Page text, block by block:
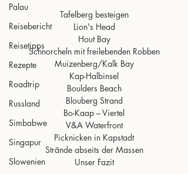
Palau
Reisebericht
Reisetipps
Rezepte
Roadtrip
Russland
Simbabwe
Singapur
Slowenien
Tafelberg besteigen
Lion's Head
Hout Bay
Schnorcheln mit freilebenden Robben
Muizenberg/Kalk Bay
Kap-Halbinsel
Boulders Beach
Blouberg Strand
Bo-Kaap – Viertel
V&A Waterfront
Picknicken in Kapstadt
Strände abseits der Massen
Unser Fazit